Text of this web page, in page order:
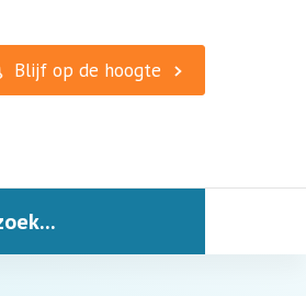
Blijf op de hoogte